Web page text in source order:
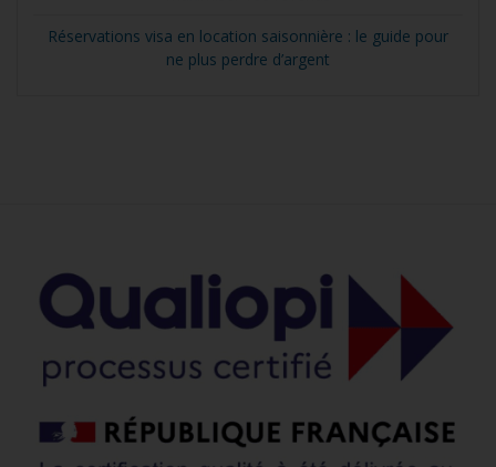
Réservations visa en location saisonnière : le guide pour
ne plus perdre d’argent